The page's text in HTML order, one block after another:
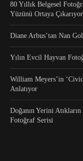
80 Yıllık Belgesel
Yüzünü Ortaya Çıkarıyor
Diane Arbus’tan Nan
Yılın Evcil Hayvan
William Meyers’in
Anlatıyor
Doğanın Yerini
Fotoğraf Serisi